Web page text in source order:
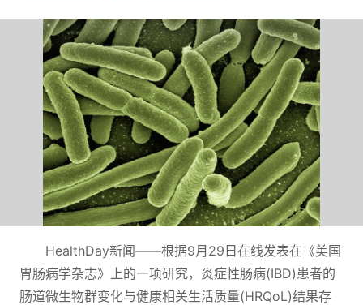
HealthDay新闻——根据9月29日在线发表在《美国
胃肠病学杂志》上的一项研究，炎症性肠病(IBD)患者的
肠道微生物群变化与健康相关生活质量(HRQoL)结果存